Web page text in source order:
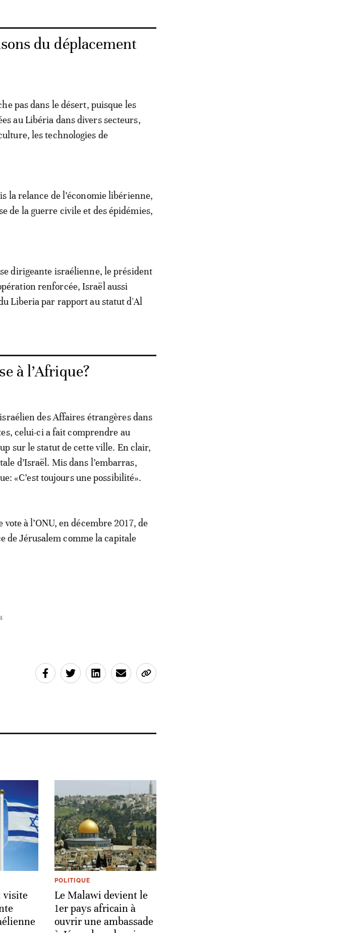
du déplacement
pas dans le désert, puisque les
au Libéria dans divers secteurs,
les technologies de
la relance de l’économie libérienne,
de la guerre civile et des épidémies,
dirigeante israélienne, le président
renforcée, Israël aussi
Liberia par rapport au statut d'Al
à l’Afrique?
des Affaires étrangères dans
celui-ci a fait comprendre au
sur le statut de cette ville. En clair,
d’Israël. Mis dans l’embarras,
«C’est toujours une possibilité».
à l’ONU, en décembre 2017, de
de Jérusalem comme la capitale
visite
POLITIQUE
Le Malawi devient le
1er pays africain à
ouvrir une ambassade